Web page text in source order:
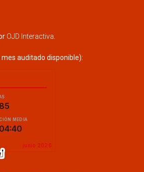
OJD Interactiva
mes auditado disponible):